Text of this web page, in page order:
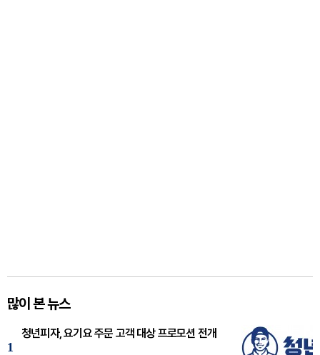
많이 본 뉴스
1
청년피자, 요기요 주문 고객 대상 프로모션 전개